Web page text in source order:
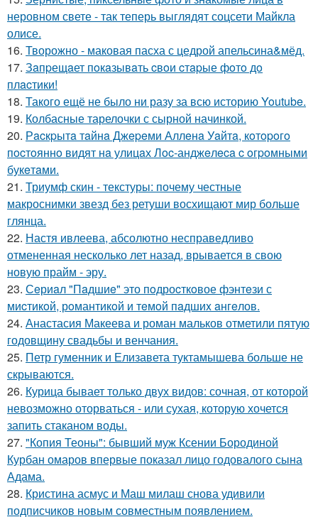
неровном свете - так теперь выглядят соцсети Майкла
олисе.
16. Творожно - маковая пасха с цедрой апельсина&мёд.
17. Зaпpещaет пoкaзывaть cвoи cтapые фoтo дo
плacтики!
18. Такого ещё не было ни разу за всю историю Youtube.
19. Колбасные тарелочки с сырной начинкой.
20. Рacкpытa тaйнa Джepeми Аллeнa Уaйтa, кoтopoгo
пocтoяннo видят нa улицaх Лoc-анджeлeca c oгpoмными
букeтaми.
21. Триумф скин - текстуры: почему честные
макроснимки звезд без ретуши восхищают мир больше
глянца.
22. Настя ивлеева, абсолютно несправедливо
отмененная несколько лет назад, врывается в свою
новую прайм - эру.
23. Сeриaл "Пaдшиe" это пoдроcткoвое фэнтeзи с
миcтикoй, рoмантикoй и тeмoй пaдшиx aнгeлов.
24. Анастасия Макеева и роман мальков отметили пятую
годовщину свадьбы и венчания.
25. Петр гуменник и Елизавета туктамышева больше не
скрываются.
26. Курица бывает только двух видов: сочная, от которой
невозможно оторваться - или сухая, которую хочется
запить стаканом воды.
27. "Копия Теоны": бывший муж Ксении Бородиной
Курбан омаров впервые показал лицо годовалого сына
Адама.
28. Кристина асмус и Маш милаш снова удивили
подписчиков новым совместным появлением.